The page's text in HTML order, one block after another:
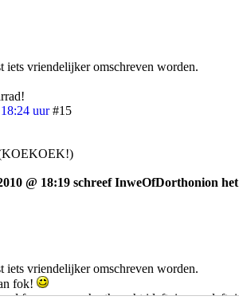
iets vriendelijker omschreven worden.
uur #15
@ 18:19 schreef InweOfDorthonion het
iets vriendelijker omschreven worden.
fok!
for anyone who thought i left, i never left. i